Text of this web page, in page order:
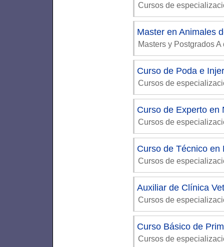
Cursos de
Master en Animales
Masters y Postgrados
Curso de Poda e
Cursos de
Curso de Experto en
Cursos de
Curso de Técnico en
Cursos de
Auxiliar de Clínica
Cursos de
Curso Básico de
Cursos de